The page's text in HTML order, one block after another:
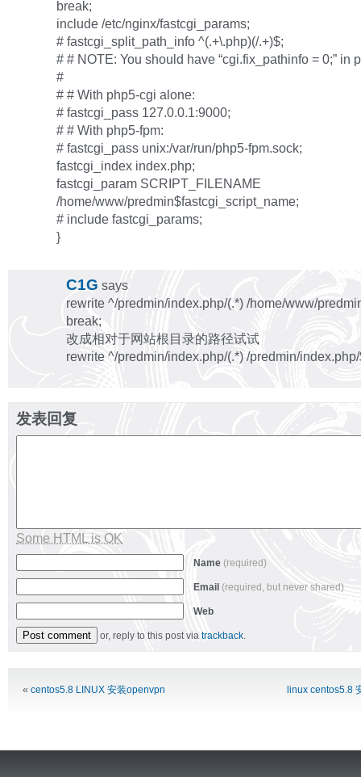
break;
include /etc/nginx/fastcgi_params;
# fastcgi_split_path_info ^(.+\.php)(/.+)$;
# # NOTE: You should have “cgi.fix_pathinfo = 0;” in
#
# # With php5-cgi alone:
# fastcgi_pass 127.0.0.1:9000;
# # With php5-fpm:
# fastcgi_pass unix:/var/run/php5-fpm.sock;
fastcgi_index index.php;
fastcgi_param SCRIPT_FILENAME
/home/www/predmin$fastcgi_script_name;
# include fastcgi_params;
}
C1G says
rewrite ^/predmin/index.php/(.*) /home/www/
break;
改成相对于网站根目录的路径试试
rewrite ^/predmin/index.php/(.*) /predmin/
发表回复
Some HTML is OK
Name (required)
Email (required, but never shared)
Web
or, reply to this post via trackback.
« centos5.8 LINUX 安装openvpn linux centos5.8